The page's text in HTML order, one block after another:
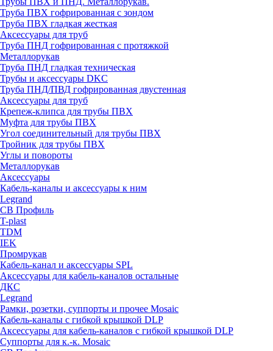
Труба ПВХ гофрированная с зондом
Труба ПВХ гладкая жесткая
Аксессуары для труб
Труба ПНД гофрированная с протяжкой
Металлорукав
Труба ПНД гладкая техническая
Трубы и аксессуары DKC
Труба ПНД/ПВД гофрированная двустенная
Аксессуары для труб
Крепеж-клипса для трубы ПВХ
Муфта для трубы ПВХ
Угол соединительный для трубы ПВХ
Тройник для трубы ПВХ
Углы и повороты
Металлорукав
Аксессуары
Кабель-каналы и аксессуары к ним
Legrand
СВ Профиль
T-plast
TDM
IEK
Промрукав
Кабель-канал и аксессуары SPL
Аксессуары для кабель-каналов остальные
ДКС
Legrand
Рамки, розетки, суппорты и прочее Mosaic
Кабель-каналы с гибкой крышкой DLP
Аксессуары для кабель-каналов с гибкой крышкой DLP
Суппорты для к.-к. Mosaic